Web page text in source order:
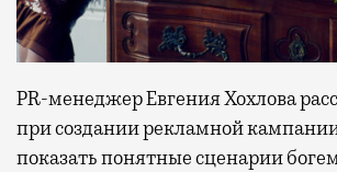
PR-менеджер Евгения Хохлова
при создании рекламной
показать понятные сценарии